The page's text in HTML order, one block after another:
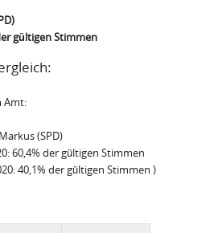
gültigen Stimmen
Amt:
(SPD)
60,4% der gültigen Stimmen
40,1% der gültigen Stimmen )